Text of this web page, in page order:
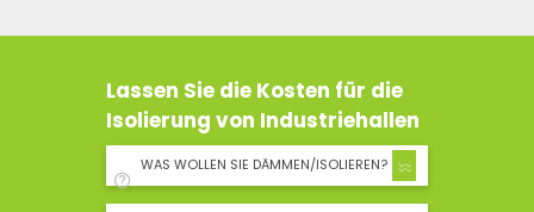
Lassen Sie die Kosten für die
Isolierung von Industriehallen
WAS WOLLEN SIE DÄMMEN/ISOLIEREN?